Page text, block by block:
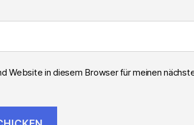
Website in diesem Browser für meinen